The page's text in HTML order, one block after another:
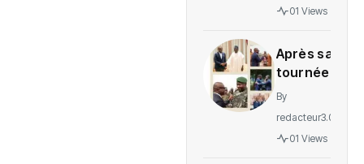
des
Ituri
01 Views
Après sa
tournée
régionale,
de
By
redacteur3.0
01 Views